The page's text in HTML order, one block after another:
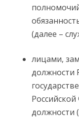
(далее –
лицами,
должности
должности